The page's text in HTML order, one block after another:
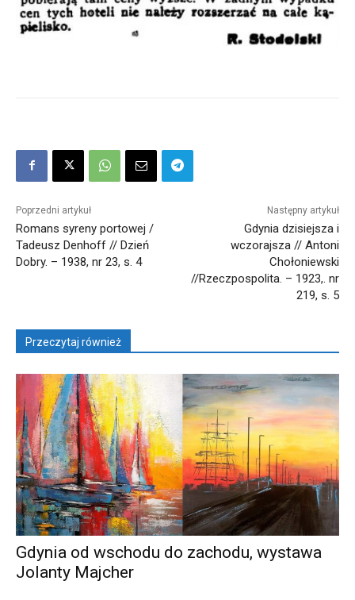
Poprzedni artykuł
Romans syreny portowej /
Tadeusz Denhoff // Dzień
Dobry. – 1938, nr 23, s. 4
Następny artykuł
Gdynia dzisiejsza i
wczorajsza // Antoni
Chołoniewski
//Rzeczpospolita. – 1923,. nr
219, s. 5
Przeczytaj również
Gdynia od wschodu do zachodu, wystawa
Jolanty Majcher